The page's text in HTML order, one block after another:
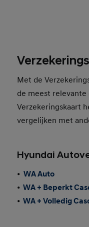
Met de
de meest
Verzekeringskaart
vergelijken met
Hyundai
• WA Auto
•WA + Beperkt
•WA + Volledig